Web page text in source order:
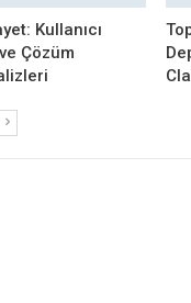
Kullanıcı
Çözüm